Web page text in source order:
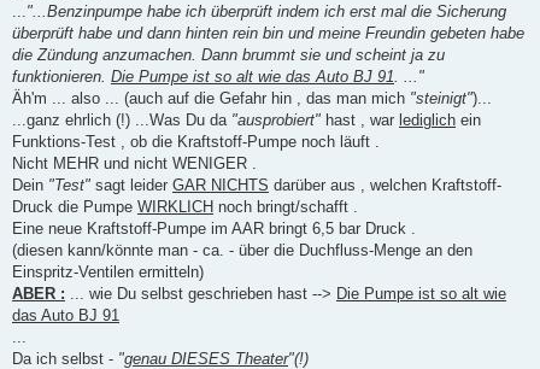
"...Benzinpumpe habe ich überprüft indem ich erst mal die Sicherung
überprüft habe und dann hinten rein bin und meine Freundin gebeten habe
die Zündung anzumachen. Dann brummt sie und scheint ja zu
funktionieren. Die Pumpe ist so alt wie das Auto BJ 91 . ..."
Äh'm ... also ... (auch auf die Gefahr hin , das man mich "steinigt")...
...ganz ehrlich (!) ...Was Du da "ausprobiert" hast , war lediglich ein
Funktions-Test , ob die Kraftstoff-Pumpe noch läuft .
Nicht MEHR und nicht WENIGER .
Dein "Test" sagt leider GAR NICHTS darüber aus , welchen Kraftstoff-
Druck die Pumpe WIRKLICH noch bringt/schafft .
Eine neue Kraftstoff-Pumpe im AAR bringt 6,5 bar Druck .
(diesen kann/könnte man - ca. - über die Duchfluss-Menge an den
Einspritz-Ventilen ermitteln)
ABER : ... wie Du selbst geschrieben hast --> Die Pumpe ist so alt wie
das Auto BJ 91
Da ich selbst - "genau DIESES Theater"(!)